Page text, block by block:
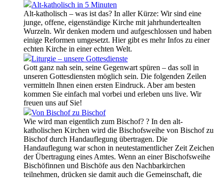
Alt-katholisch in 5 Minuten
Alt-katholisch – was ist das? In aller Kürze: Wir sind eine
junge, offene, eigenständige Kirche mit jahrhundertealten
Wurzeln. Wir denken modern und aufgeschlossen und haben
einige Reformen umgesetzt. Hier gibt es mehr Infos zu einer
echten Kirche in einer echten Welt.
Liturgie – unsere Gottesdienste
Gott ganz nah sein, seine Gegenwart spüren – das soll in
unseren Gottesdiensten möglich sein. Die folgenden Zeilen
vermitteln Ihnen einen ersten Eindruck. Aber am besten
kommen Sie einfach mal vorbei und erleben uns live. Wir
freuen uns auf Sie!
Von Bischof zu Bischof
Wie wird man eigentlich zum Bischof? ? In den alt-
katholischen Kirchen wird die Bischofsweihe von Bischof zu
Bischof durch Handauflegung übertragen. Die
Handauflegung war schon in neutestamentlicher Zeit Zeichen
der Übertragung eines Amtes. Wenn an einer Bischofsweihe
Bischöfinnen und Bischöfe aus den Nachbarkirchen
teilnehmen, drücken sie damit auch die Gemeinschaft, die